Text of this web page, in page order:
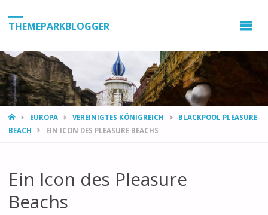
THEMEPARKBLOGGER
HOMEEUROPA VEREINIGTES KÖNIGREICH
BLACKPOOL PLEASURE
BEACH
EIN ICON DES PLEASURE BEACHS
Ein Icon des Pleasure
Beachs